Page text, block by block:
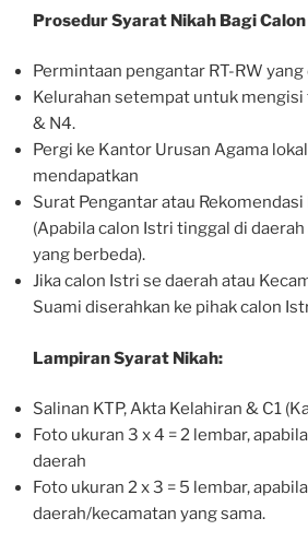
Prosedur Syarat Nikah Bagi Calon
Permintaan pengantar RT-RW
Kelurahan setempat untuk mengisi
& N4.
Pergi ke Kantor Urusan Agama
mendapatkan
Surat Pengantar atau Rekomendasi
(Apabila calon Istri tinggal di
yang berbeda).
Jika calon Istri se daerah atau
Suami diserahkan ke pihak calon
Lampiran Syarat Nikah:
Salinan KTP, Akta Kelahiran & C1
Foto ukuran 3 x 4 = 2 lembar,
daerah
Foto ukuran 2 x 3 = 5 lembar,
daerah/kecamatan yang sama.